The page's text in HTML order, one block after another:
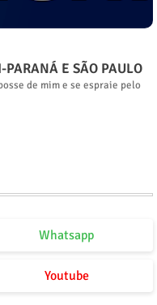
PARANÁ E SÃO PAULO
de mim e se espraie pelo
Whatsapp
Youtube